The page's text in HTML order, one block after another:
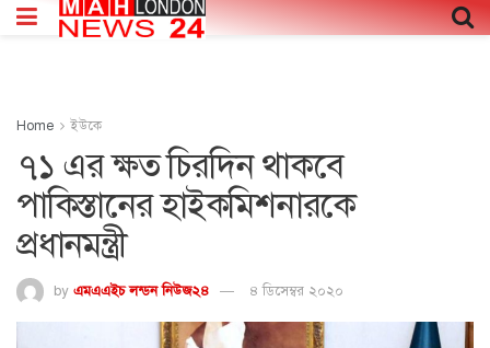
Home ইউকে
৭১ এর ক্ষত চিরদিন থাকবে
পাকিস্তানের হাইকমিশনারকে
প্রধানমন্ত্রী
by এমএএইচ লন্ডন নিউজ২৪ ৪ ডিসেম্বর ২০২০